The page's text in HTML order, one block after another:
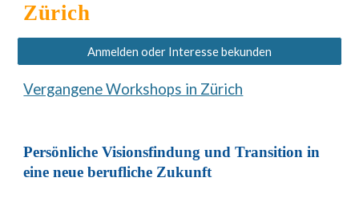
Zürich
Anmelden oder Interesse bekunden
Vergangene Workshops in Zürich
Persönliche Visionsfindung und Transition in
eine neueberufliche Zukunft